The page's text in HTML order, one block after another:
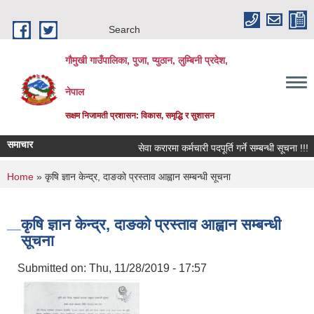
Search
गौमुखी गाउँपालिका, पुजा, प्युठान, लुम्बिनी प्रदेश,
नेपाल
सक्षम निजामती प्रशासन: विकास, समृद्धि र सुशासन
समाचार सेवा करारमा कर्मचारी पदपूर्ति गर्ने सम्बन्धी सूचना !!!
You are here
Home » कृषि ज्ञान केन्द्र, दाङको प्रस्ताव आह्वान सम्बन्धी सूचना
कृषि ज्ञान केन्द्र, दाङको प्रस्ताव आह्वान सम्बन्धी
सूचना
Submitted on: Thu, 11/28/2019 - 17:57